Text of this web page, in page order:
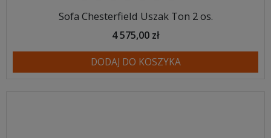
Sofa Chesterfield Uszak Ton 2 os.
4 575,00 zł
DODAJ DO KOSZYKA